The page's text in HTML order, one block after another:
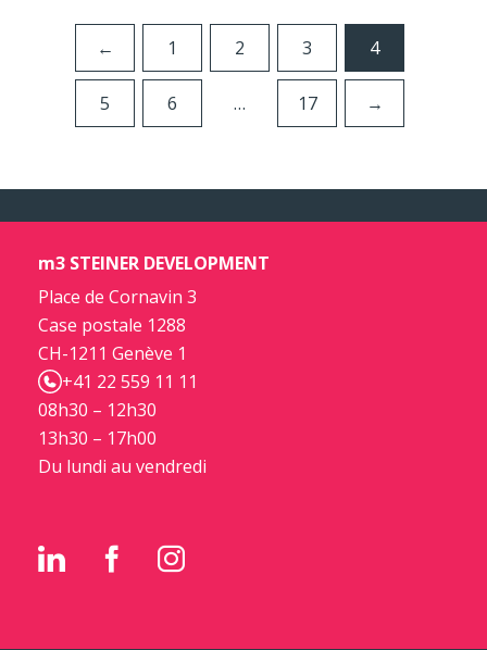
← 1 2 3 4
5 6 … 17 →
m3 STEINER DEVELOPMENT
Place de Cornavin 3
Case postale 1288
CH-1211 Genève 1
+41 22 559 11 11
08h30 – 12h30
13h30 – 17h00
Du lundi au vendredi